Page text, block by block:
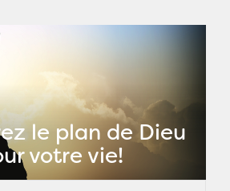
le plan de Dieu
votre vie!